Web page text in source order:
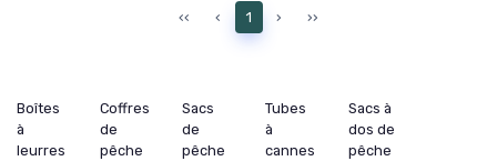
‹‹ ‹ 1 › ››
Boîtes
à
leurres
Coffres
de
pêche
Sacs
de
pêche
Tubes
à
cannes
Sacs à
dos de
pêche